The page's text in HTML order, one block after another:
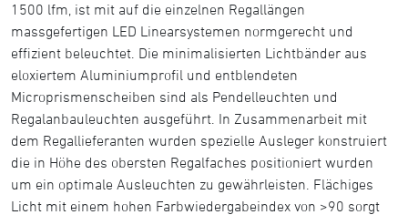
1500 lfm, ist mit auf die einzelnen Regallängen
massgefertigen LED Linearsystemen normgerecht und
effizient beleuchtet. Die minimalisierten Lichtbänder aus
eloxiertem Aluminiumprofil und entblendeten
Microprismenscheiben sind als Pendelleuchten und
Regalanbauleuchten ausgeführt. In Zusammenarbeit mit
dem Regallieferanten wurden spezielle Ausleger konstruiert
die in Höhe des obersten Regalfaches positioniert wurden
um ein optimale Ausleuchten zu gewährleisten. Flächiges
Licht mit einem hohen Farbwiedergabeindex von >90 sorgt